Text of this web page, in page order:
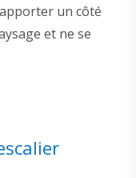
un côté
et ne se